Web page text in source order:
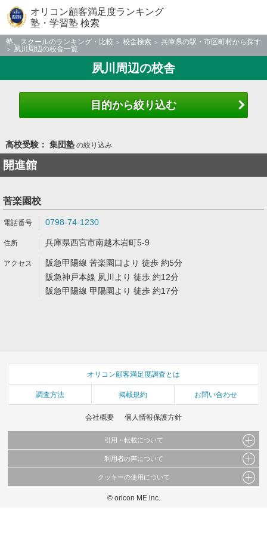
オリコン顧客満足度ランキング
塾・学習塾 検索
塾、スクールのランキング・比較 校舎検索
兵庫県の駅・市区町村から探す
夙川周辺の校舎一覧
夙川周辺の校舎
目的から絞り込む
高校受験： 集団塾の絞り込み
開進館
苦楽園校
0798-74-1230
兵庫県西宮市南越木岩町5-9
阪急甲陽線 苦楽園口より 徒歩 約5分
阪急神戸本線 夙川より 徒歩 約12分
阪急甲陽線 甲陽園より 徒歩 約17分
オリコン顧客満足度調査とは
調査方法 掲載規約 お問い合わせ
会社概要 個人情報保護方針
引用・転載について
当サイトで公開されている情報（文字、写真、イラスト、画像データ等）及びこれらの配
これらの情報を権利者の許可なく無断転載・複製などの二次利用を行うことは固く禁じて
利用者の声について
当サイトに掲載している内容はすべてサービスの利用者が提出された見解・感想です。
弊社の見解・ 意見ではないことをご理解いただいた上でご覧ください。
クッキーの使用について
このサイトでは Cookie を使用して、ユーザーに合わせたコンテンツや広告の表示、ソー
© oricon ME inc.